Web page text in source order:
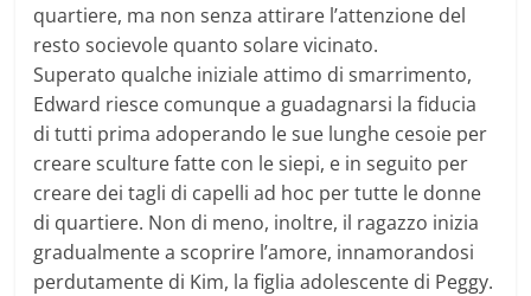
quartiere, ma non senza attirare l’attenzione del
resto socievole quanto solare vicinato.
Superato qualche iniziale attimo di smarrimento,
Edward riesce comunque a guadagnarsi la fiducia
di tutti prima adoperando le sue lunghe cesoie per
creare sculture fatte con le siepi, e in seguito per
creare dei tagli di capelli ad hoc per tutte le donne
di quartiere. Non di meno, inoltre, il ragazzo inizia
gradualmente a scoprire l’amore, innamorandosi
perdutamente di Kim, la figlia adolescente di Peggy.